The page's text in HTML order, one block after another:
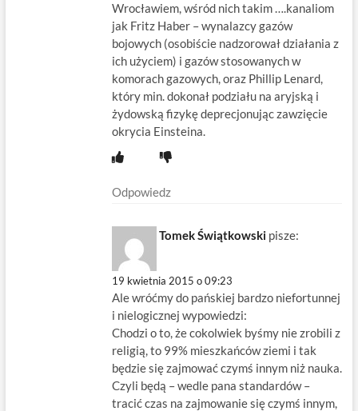
Wrocławiem, wśród nich takim ….kanaliom
jak Fritz Haber – wynalazcy gazów
bojowych (osobiście nadzorował działania z
ich użyciem) i gazów stosowanych w
komorach gazowych, oraz Phillip Lenard,
który min. dokonał podziału na aryjską i
żydowską fizykę deprecjonując zawzięcie
okrycia Einsteina.
Odpowiedz
Tomek Świątkowski pisze:
19 kwietnia 2015 o 09:23
Ale wróćmy do pańskiej bardzo niefortunnej
i nielogicznej wypowiedzi:
Chodzi o to, że cokolwiek byśmy nie zrobili z
religią, to 99% mieszkańców ziemi i tak
będzie się zajmować czymś innym niż nauka.
Czyli będą – wedle pana standardów –
tracić czas na zajmowanie się czymś innym,